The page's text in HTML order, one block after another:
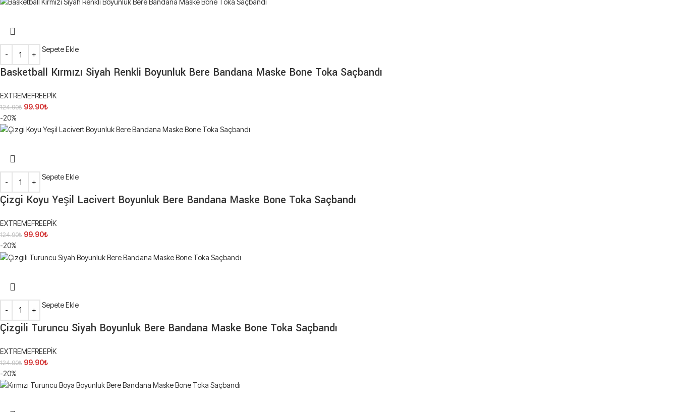
Sepete Ekle
Basketball Kırmızı Siyah Renkli Boyunluk Bere Bandana Maske Bone Toka Saçbandı
EXTREMEFREEPİK
124.90₺ 99.90₺
-20%
Sepete Ekle
Çizgi Koyu Yeşil Lacivert Boyunluk Bere Bandana Maske Bone Toka Saçbandı
EXTREMEFREEPİK
124.90₺ 99.90₺
-20%
Sepete Ekle
Çizgili Turuncu Siyah Boyunluk Bere Bandana Maske Bone Toka Saçbandı
EXTREMEFREEPİK
124.90₺ 99.90₺
-20%